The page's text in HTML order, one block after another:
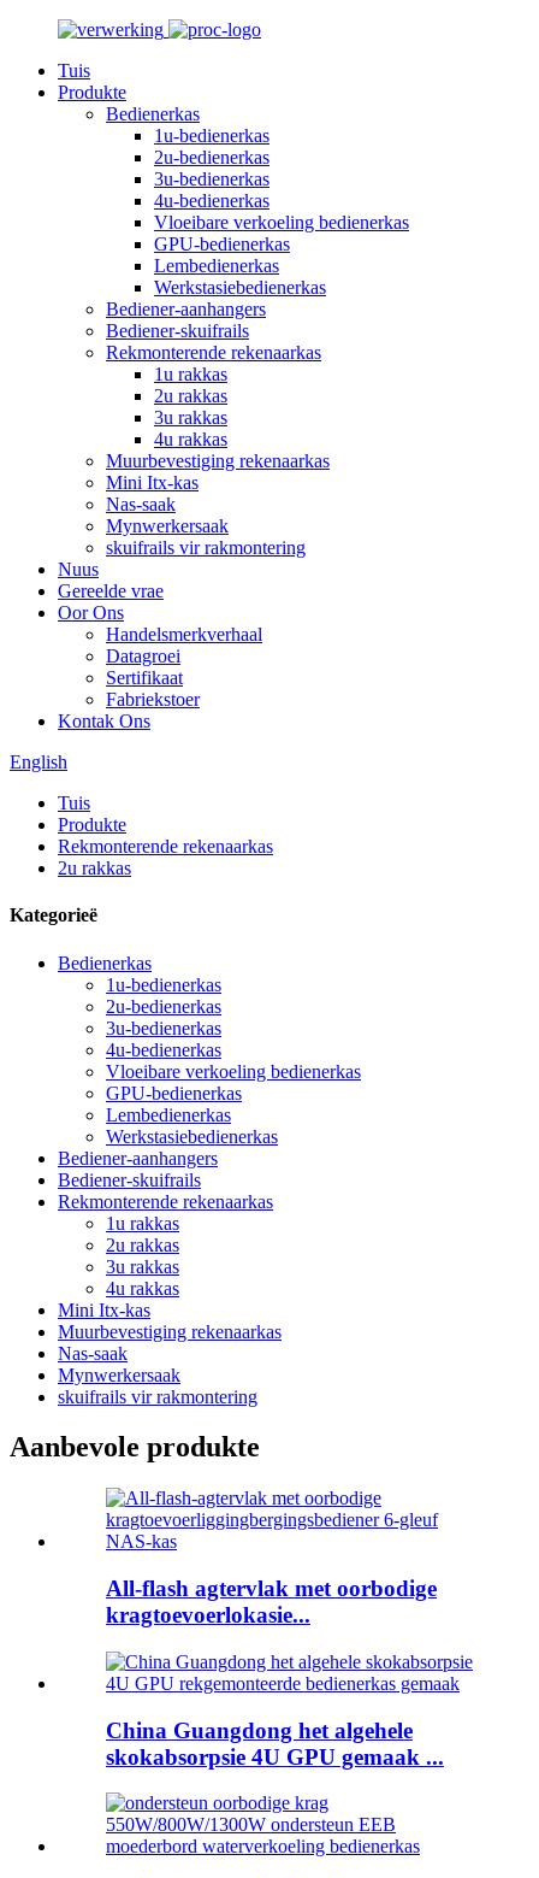
Tuis
Produkte
Bedienerkas
1u-bedienerkas
2u-bedienerkas
3u-bedienerkas
4u-bedienerkas
Vloeibare verkoeling bedienerkas
GPU-bedienerkas
Lembedienerkas
Werkstasiebedienerkas
Bediener-aanhangers
Bediener-skuifrails
Rekmonterende rekenaarkas
1u rakkas
2u rakkas
3u rakkas
4u rakkas
Muurbevestiging rekenaarkas
Mini Itx-kas
Nas-saak
Mynwerkersaak
skuifrails vir rakmontering
Nuus
Gereelde vrae
Oor Ons
Handelsmerkverhaal
Datagroei
Sertifikaat
Fabriekstoer
Kontak Ons
English
Tuis
Produkte
Rekmonterende rekenaarkas
2u rakkas
Kategorieë
Bedienerkas
1u-bedienerkas
2u-bedienerkas
3u-bedienerkas
4u-bedienerkas
Vloeibare verkoeling bedienerkas
GPU-bedienerkas
Lembedienerkas
Werkstasiebedienerkas
Bediener-aanhangers
Bediener-skuifrails
Rekmonterende rekenaarkas
1u rakkas
2u rakkas
3u rakkas
4u rakkas
Mini Itx-kas
Muurbevestiging rekenaarkas
Nas-saak
Mynwerkersaak
skuifrails vir rakmontering
Aanbevole produkte
All-flash agtervlak met oorbodige
kragtoevoerlokasie...
China Guangdong het algehele
skokabsorpsie 4U GPU gemaak ...